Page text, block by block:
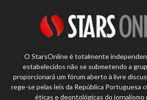
O StarsOnline é totalmente
estabelecidos não se submetendo a
proporcionará um fórum aberto à livre
rege-se pelas leis da República Portuguesa
éticas e deontológicas do jornalismo